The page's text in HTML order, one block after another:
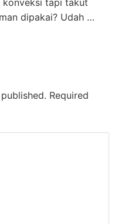
dipakai? Udah …
Required